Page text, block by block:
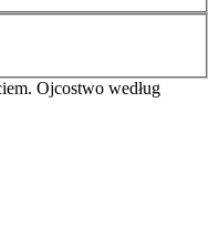
Ojcostwo według